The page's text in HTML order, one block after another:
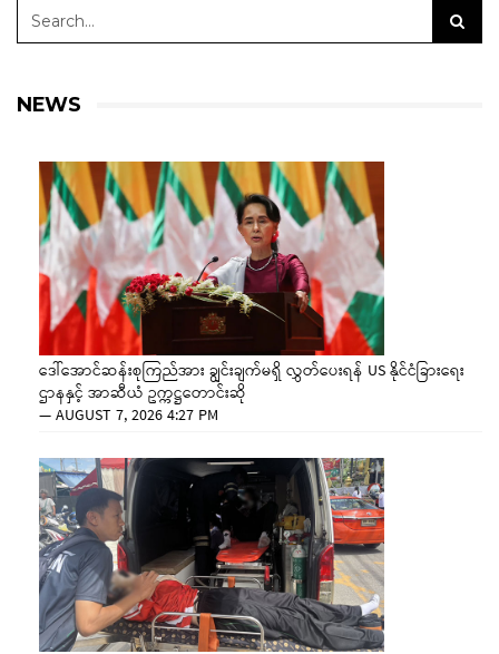
NEWS
ဒေါ်အောင်ဆန်းစုကြည်အား ချွင်းချက်မရှိ လွှတ်ပေးရန် US နိုင်ငံခြားရေး
ဌာနနှင့် အာဆီယံ ဥက္ကဋ္ဌတောင်းဆို
—AUGUST 7, 2026 4:27 PM